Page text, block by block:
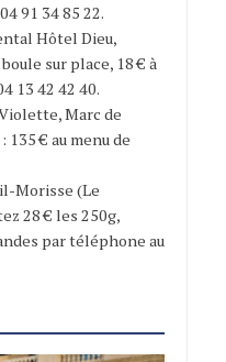
91 34 85 22.
Hôtel Dieu,
sur place, 18 € à
13 42 42 40.
Marc de
€ au menu de
Morisse (Le
28 € les 250g,
par téléphone au